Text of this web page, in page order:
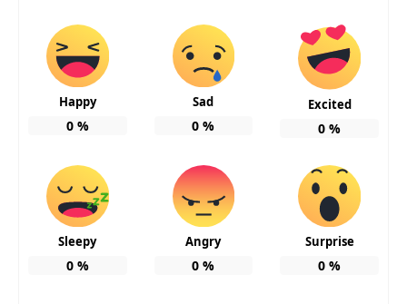
Happy
0%
Sad
0 %
Excited
0 %
Sleepy
0%
Angry
0 %
Surprise
0 %